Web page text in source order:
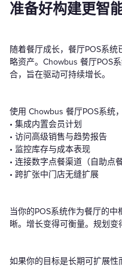
准备好构建更智
随着餐厅成长，餐厅POS系
略资产。Chowbus 餐厅POS
合，旨在驱动可持续增长。
使用 Chowbus 餐厅POS系统
• 集成内置会员计划
• 访问高级销售与趋势报告
• 监控库存与成本表现
• 连接数字点餐渠道（自助点
• 跨扩张中门店无缝扩展
当你的POS系统作为餐厅的
晰。增长变得可衡量。规划变
如果你的目标是长期可扩展性